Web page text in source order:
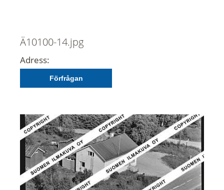
Ä10100-14.jpg
Adress:
Förfrågan